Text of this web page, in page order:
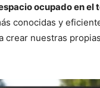
ocupado en el
conocidas y
crear nuestras